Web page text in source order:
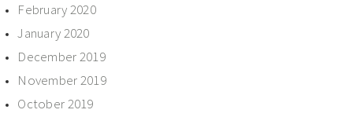
February 2020
January 2020
December 2019
November 2019
October 2019